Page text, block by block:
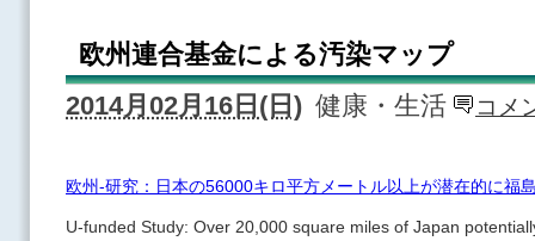
欧州連合基金による汚染マップ
2014月02月16日(日) 健康・生活 コメ
欧州-研究：日本の56000キロ平方メートル以上が潜在的に福
U-funded Study: Over 20,000 square miles of Japan